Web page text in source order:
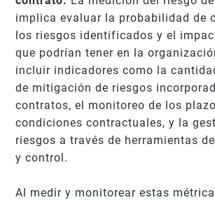
implica evaluar la probabilidad de
los riesgos identificados y el
que podrían tener en la
incluir indicadores como la
de mitigación de riesgos
contratos, el monitoreo de los
condiciones contractuales, y la
riesgos a través de herramientas
y control.
Al medir y monitorear estas